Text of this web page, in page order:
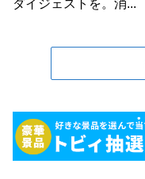
ダイジェストを。消...